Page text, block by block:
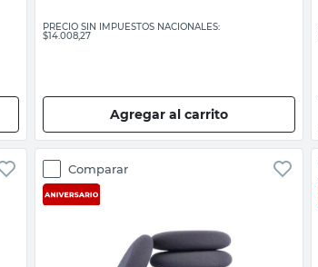
PRECIO SIN IMPUESTOS NACIONALES:
$14.008,27
Agregar al carrito
Comparar